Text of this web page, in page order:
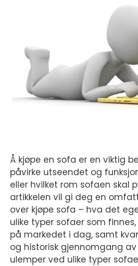
Å kjøpe en sofa er en viktig
påvirke utseendet og
eller hvilket rom sofaen skal
artikkelen vil gi deg en
over kjøpe sofa – hva det
ulike typer sofaer som
på markedet i dag, samt
og historisk gjennomgang
ulemper ved ulike typer